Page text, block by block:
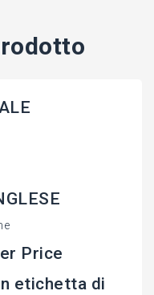
Price
etichetta di